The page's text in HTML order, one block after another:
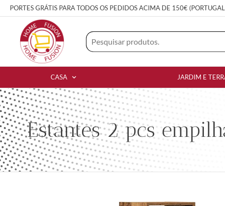
PORTES GRÁTIS PARA TODOS OS PEDIDOS ACIMA DE 150€
CASA JARDIM E
Estantes 2 pcs